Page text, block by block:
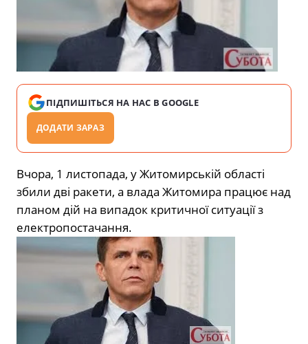
ПІДПИШІТЬСЯ НА НАС В GOOGLE
ДОДАТИ ЗАРАЗ
Вчора, 1 листопада, у Житомирській області
збили дві ракети, а влада Житомира працює над
планом дій на випадок критичної ситуації з
електропостачання.